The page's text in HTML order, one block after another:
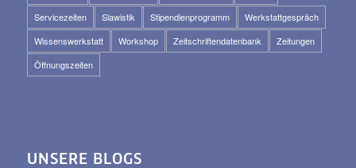
Servicezeiten
Slawistik Stipendienprogramm
Werkstattgespräch
Wissenswerkstatt
Workshop Zeitschriftendatenbank
Zeitungen
Öffnungszeiten
UNSERE BLOGS